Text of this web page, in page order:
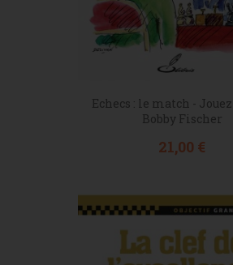
Echecs : le match -
Bobby Fischer
Prix
21,00 €